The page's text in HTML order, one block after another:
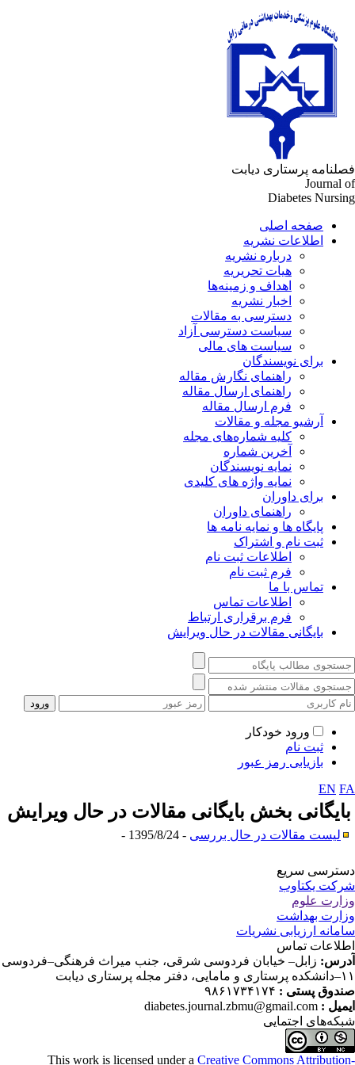
پرستاری دیابت
Journal
Diabetes
صفحه اصلی
اطلاعات نشریه
درباره نشریه
هیات تحریریه
اهداف و زمینه‌ها
اخبار نشریه
دسترسی به مقالات
سیاست دسترسی آزاد
سیاست های مالی
برای نویسندگان
راهنمای نگارش مقاله
راهنمای ارسال مقاله
فرم ارسال مقاله
آرشیو مجله و مقالات
کلیه شماره‌های مجله
آخرین شماره
نمایه نویسندگان
نمایه واژه های کلیدی
برای داوران
راهنمای داوران
پایگاه ها و نمایه نامه ها
ثبت نام و اشتراک
اطلاعات ثبت نام
فرم ثبت نام
تماس با ما
اطلاعات تماس
فرم برقراری ارتباط
بایگانی مقالات در حال ویرایش
ورود خودکار
ثبت نام
بازیابی رمز عبور
EN
بخشبایگانی مقالات در حال ویرایش
لیست مقالات در حال بررسی- 1395/8/24 -
سریع
یکتاوب
علوم
بهداشت
ارزیابی نشریات
تماس
زابل– خیابان فردوسی شرقی، جنب میراث فرهنگی–فردوسی
پرستاری دیابت
پستی : ۹۸۶۱۷۳۴۱۷۴
:
diabetes.journal.zbmu@gmail.com
اجتمایی
This work is licensed under aCreative Commons